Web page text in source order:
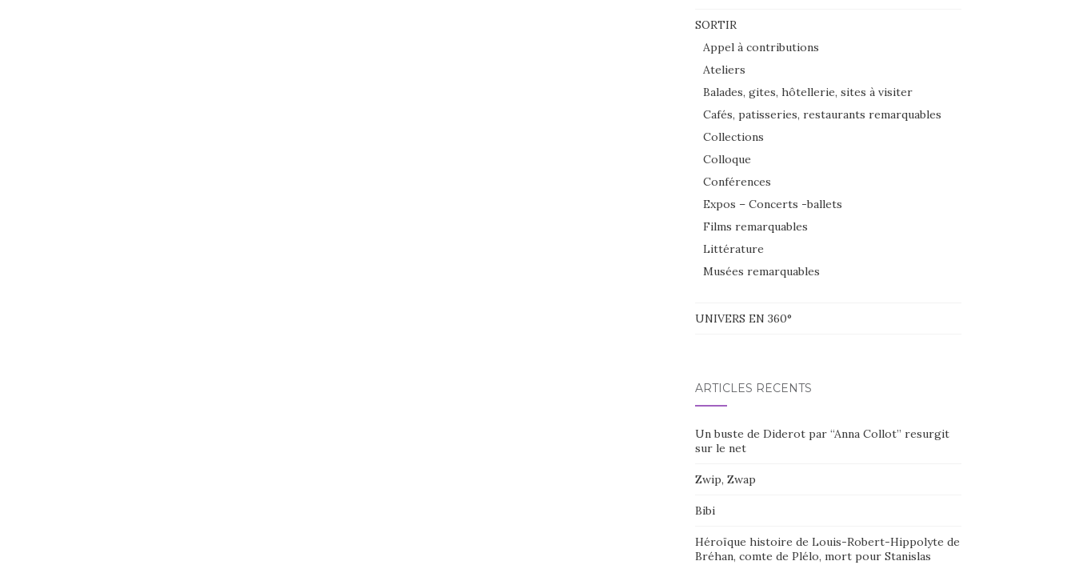
SORTIR
Appel à contributions
Ateliers
Balades, gites, hôtellerie, sites à visiter
Cafés, patisseries, restaurants remarquables
Collections
Colloque
Conférences
Expos – Concerts -ballets
Films remarquables
Littérature
Musées remarquables
UNIVERS EN 360°
ARTICLES RÉCENTS
Un buste de Diderot par “Anna Collot” resurgit
sur le net
Zwip, Zwap
Bibi
Héroïque histoire de Louis-Robert-Hippolyte de
Bréhan, comte de Plélo, mort pour Stanislas